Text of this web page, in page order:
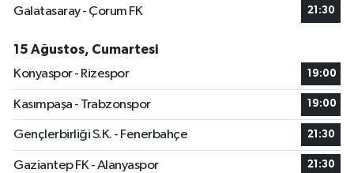
Galatasaray - Çorum FK
21:30
15 Ağustos, Cumartesi
Konyaspor - Rizespor
19:00
Kasımpaşa - Trabzonspor 19:00
Gençlerbirliği S.K. - Fenerbahçe 21:30
Gaziantep FK - Alanyaspor 21:30